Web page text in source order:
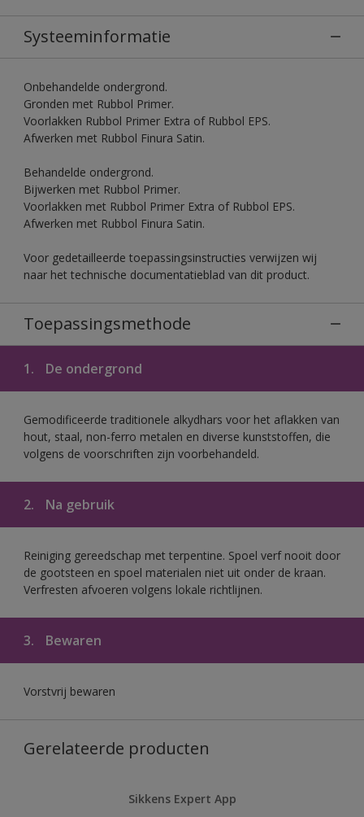
Systeeminformatie
Onbehandelde ondergrond.
Gronden met Rubbol Primer.
Voorlakken Rubbol Primer Extra of Rubbol EPS.
Afwerken met Rubbol Finura Satin.
Behandelde ondergrond.
Bijwerken met Rubbol Primer.
Voorlakken met Rubbol Primer Extra of Rubbol EPS.
Afwerken met Rubbol Finura Satin.
Voor gedetailleerde toepassingsinstructies verwijzen wij
naar het technische documentatieblad van dit product.
Toepassingsmethode
1. De ondergrond
Gemodificeerde traditionele alkydhars voor het aflakken van
hout, staal, non-ferro metalen en diverse kunststoffen, die
volgens de voorschriften zijn voorbehandeld.
2. Na gebruik
Reiniging gereedschap met terpentine. Spoel verf nooit door
de gootsteen en spoel materialen niet uit onder de kraan.
Verfresten afvoeren volgens lokale richtlijnen.
3. Bewaren
Vorstvrij bewaren
Gerelateerde producten
Sikkens Expert App